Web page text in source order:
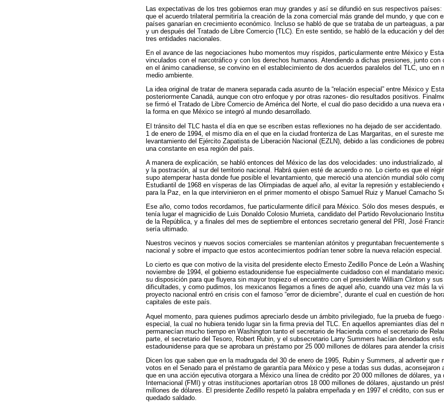
Las expectativas de los tres gobiernos eran muy grandes y así se difundió en sus respectivos
que el acuerdo trilateral permitiría la creación de la zona comercial más grande del mundo, y que con
países ganarían en crecimiento económico. Incluso se habló de que se trataba de un parteaguas, a
y un después del Tratado de Libre Comercio (TLC). En este sentido, se habló de la educación y del
tres entidades nacionales.
En el avance de las negociaciones hubo momentos muy ríspidos, particularmente entre México y
vinculados con el narcotráfico y con los derechos humanos. Atendiendo a dichas presiones, junto con
en el ánimo canadiense, se convino en el establecimiento de dos acuerdos paralelos del TLC, uno en
medio ambiente.
La idea original de tratar de manera separada cada asunto de la “relación especial” entre México y
posteriormente Canadá, aunque con otro enfoque y por otras razones- dio resultados positivos.
se firmó el Tratado de Libre Comercio de América del Norte, el cual dio paso decidido a una nueva
la forma en que México se integró al mundo desarrollado.
El tránsito del TLC hasta el día en que se escriben estas reflexiones no ha dejado de ser
1 de enero de 1994, el mismo día en el que en la ciudad fronteriza de Las Margaritas, en el sureste
levantamiento del Ejército Zapatista de Liberación Nacional (EZLN), debido a las condiciones de
una constante en esa región del país.
A manera de explicación, se habló entonces del México de las dos velocidades: uno industrializado,
y la postración, al sur del territorio nacional. Habrá quien esté de acuerdo o no. Lo cierto es que el
supo atemperar hasta donde fue posible el levantamiento, que mereció una atención mundial sólo
Estudiantil de 1968 en vísperas de las Olimpiadas de aquel año, al evitar la represión y estableciendo
para la Paz, en la que intervinieron en el primer momento el obispo Samuel Ruiz y Manuel Camacho
Ese año, como todos recordamos, fue particularmente difícil para México. Sólo dos meses después,
tenía lugar el magnicidio de Luis Donaldo Colosio Murrieta, candidato del Partido Revolucionario
de la República, y a finales del mes de septiembre el entonces secretario general del PRI, José
sería ultimado.
Nuestros vecinos y nuevos socios comerciales se mantenían atónitos y preguntaban frecuentemente
nacional y sobre el impacto que estos acontecimientos podrían tener sobre la nueva relación especial.
Lo cierto es que con motivo de la visita del presidente electo Ernesto Zedillo Ponce de León a
noviembre de 1994, el gobierno estadounidense fue especialmente cuidadoso con el mandatario
su disposición para que fluyera sin mayor tropiezo el encuentro con el presidente William Clinton y
dificultades, y como pudimos, los mexicanos llegamos a fines de aquel año, cuando una vez más la
proyecto nacional entró en crisis con el famoso “error de diciembre”, durante el cual en cuestión de
capitales de este país.
Aquel momento, para quienes pudimos apreciarlo desde un ámbito privilegiado, fue la prueba de
especial, la cual no hubiera tenido lugar sin la firma previa del TLC. En aquellos apremiantes días del
permanecían mucho tiempo en Washington tanto el secretario de Hacienda como el secretario de
parte, el secretario del Tesoro, Robert Rubin, y el subsecretario Larry Summers hacían denodados
estadounidense para que se aprobara un préstamo por 25 000 millones de dólares para atender la
Dicen los que saben que en la madrugada del 30 de enero de 1995, Rubin y Summers, al advertir que
votos en el Senado para el préstamo de garantía para México y pese a todas sus dudas, aconsejaron
que en una acción ejecutiva otorgara a México una línea de crédito por 20 000 millones de dólares, ya
Internacional (FMI) y otras instituciones aportarían otros 18 000 millones de dólares, ajustando un
millones de dólares. El presidente Zedillo respetó la palabra empeñada y en 1997 el crédito, con sus
quedado saldado.